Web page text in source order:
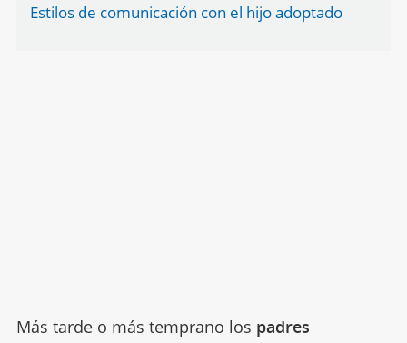
Estilos de comunicación con el hijo adoptado
Más tarde o más temprano los padres